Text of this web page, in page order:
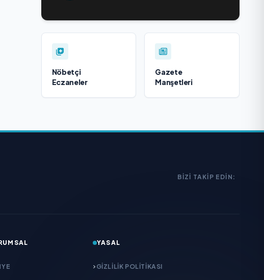
Nöbetçi
Eczaneler
Gazete
Manşetleri
BIZI TAKIP EDIN:
YASAL
GIZLILIK POLITIKASI